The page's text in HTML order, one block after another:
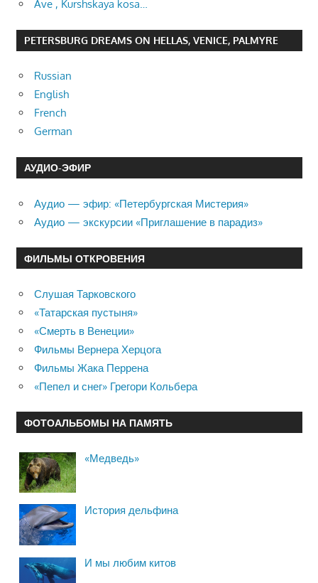
Ave , Kurshskaya kosa…
PETERSBURG DREAMS ON HELLAS, VENICE, PALMYRE
Russian
English
French
German
АУДИО-ЭФИР
Аудио — эфир: «Петербургская Мистерия»
Аудио — экскурсии «Приглашение в парадиз»
ФИЛЬМЫ ОТКРОВЕНИЯ
Слушая Тарковского
«Татарская пустыня»
«Смерть в Венеции»
Фильмы Вернера Херцога
Фильмы Жака Перрена
«Пепел и снег» Грегори Кольбера
ФОТОАЛЬБОМЫ НА ПАМЯТЬ
«Медведь»
История дельфина
И мы любим китов